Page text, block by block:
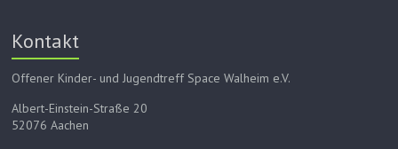
Kontakt
Offener Kinder- und Jugendtreff Space Walheim e.V.
Albert-Einstein-Straße 20
52076 Aachen